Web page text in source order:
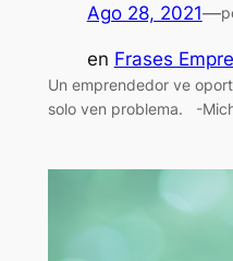
Ago 28, 2021—
en Frases
Un emprendedor ve
solo ven problema. -